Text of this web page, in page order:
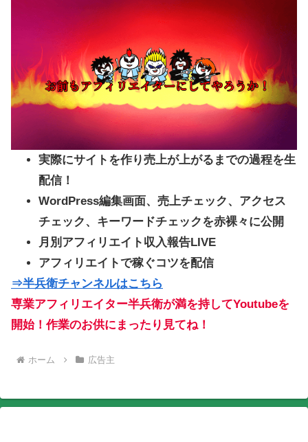
実際にサイトを作り売上が上がるまでの過程を生
配信！
WordPress編集画面、売上チェック、アクセス
チェック、キーワードチェックを赤裸々に公開
月別アフィリエイト収入報告LIVE
アフィリエイトで稼ぐコツを配信
⇒半兵衛チャンネルはこちら
専業アフィリエイター半兵衛が満を持してYoutubeを
開始！作業のお供にまったり見てね！
ホーム 広告主